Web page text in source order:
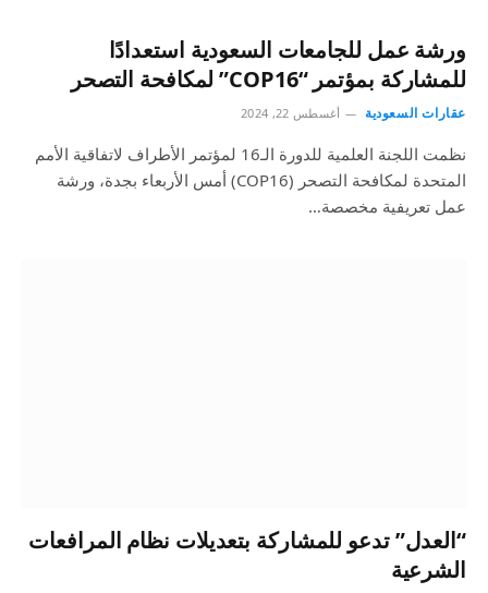
ورشة عمل للجامعات السعودية استعدادًا
للمشاركة بمؤتمر “COP16” لمكافحة التصحر
عقارات السعودية أغسطس 22, 2024
نظمت اللجنة العلمية للدورة الـ16 لمؤتمر الأطراف لاتفاقية الأمم
المتحدة لمكافحة التصحر (COP16) أمس الأربعاء بجدة، ورشة
عمل تعريفية مخصصة…
“العدل” تدعو للمشاركة بتعديلات نظام المرافعات
الشرعية